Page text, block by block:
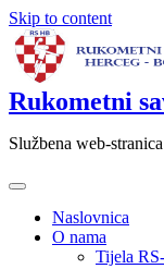
Skip to content
Rukometni
Službena web-stranica
Naslovnica
O nama
Tijela